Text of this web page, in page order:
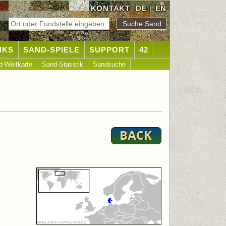
KONTAKT DE|EN
SAND-SPIELE SUPPORT 42
Weltkarte Sand-Statistik Sandsuche